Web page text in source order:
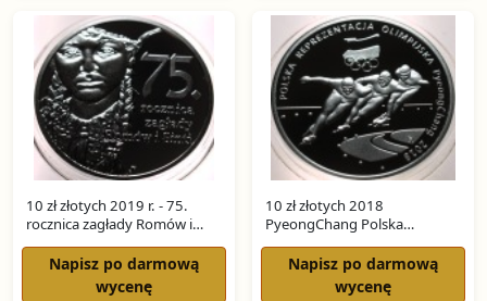
10 zł złotych 2019 r. - 75.
rocznica zagłady Romów i
Napisz po darmową
wycenę
10 zł złotych 2018
PyeongChang Polska
SREBRO
Napisz po darmową
wycenę